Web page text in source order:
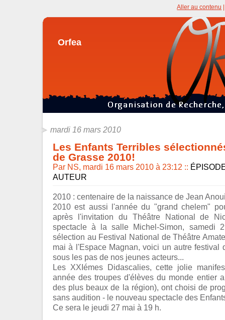
Orfea
Aller au contenu
mardi 16 mars 2010
Les Enfants Terribles
de Grasse 2010!
Par NS, mardi 16 mars 2010 à 23:12 ::
AUTEUR
2010 : centenaire de la naissance de Jean
2010 est aussi l'année du "grand chelem"
après l'invitation du Théâtre National de
spectacle à la salle Michel-Simon, samedi
sélection au Festival National de Théâtre
mai à l'Espace Magnan, voici un autre festival
sous les pas de nos jeunes acteurs...
Les XXIémes Didascalies, cette jolie
année des troupes d'élèves du monde entier
des plus beaux de la région), ont choisi de
sans audition - le nouveau spectacle des
Ce sera le jeudi 27 mai à 19 h.